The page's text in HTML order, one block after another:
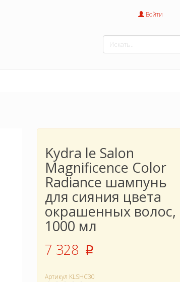
Войти
Kydra le Salon
Magnificence Color
Radiance шампунь
для сияния цвета
окрашенных волос,
1000 мл
7 328 p
Артикул KLSHC30